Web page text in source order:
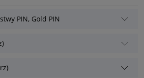
PIN, Gold PIN